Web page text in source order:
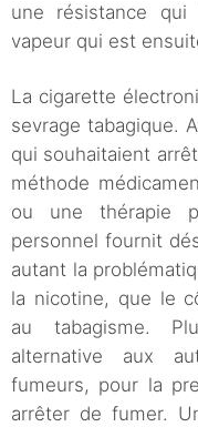
une résistance
vapeur qui est
La cigarette
sevrage tabagique.
qui souhaitaient
méthode
ou une thérapie
personnel fournit
autant la
la nicotine, que le
au tabagisme.
alternative aux
fumeurs, pour la
arrêter de fumer.